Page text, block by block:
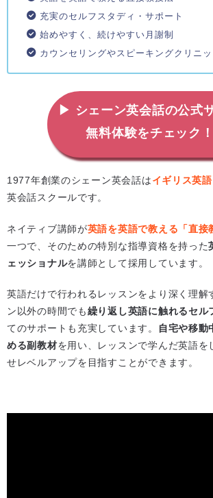
充実のセルフスタディ・サポート
始めやすく、続けやすい月謝制
カウンセリングやスピーキングクリニ
▶ シェーン英会話の公式
無料体験をチェック！
1977年創業のシェーン英会話はイギリス英語
英会話スクールです。
ネイティブ講師が英語を英語で教える「直接
一つで、そのための特別な指導資格を持った
ェッショナルを講師として採用しています。
英語だけで行われるレッスンをより深く理解
ン以外の時間でも繰り返し英語に触れるセル
てのサポートも充実しています。
自宅や移動
める副教材を用い、レッスンで学んだ英語を
せレベルアップを目指すことができます。